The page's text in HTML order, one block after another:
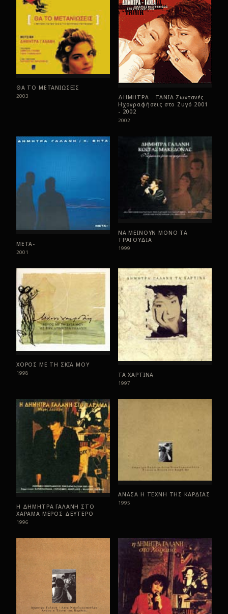
ΘΑ ΤΟ ΜΕΤΑΝΙΩΣΕΙΣ
2003
ΔΗΜΗΤΡΑ - ΤΑΝΙΑ Ζωντανές
Ηχογραφήσεις στο Ζυγό 2001
- 2002
2002
ΜΕΤΑ-
2001
ΝΑ ΜΕΙΝΟΥΝ ΜΟΝΟ ΤΑ
ΤΡΑΓΟΥΔΙΑ
1999
ΧΟΡΟΣ ΜΕ ΤΗ ΣΚΙΑ ΜΟΥ
1998 ΤΑ ΧΑΡΤΙΝΑ
1997
Η ΔΗΜΗΤΡΑ ΓΑΛΑΝΗ ΣΤΟ
ΧΑΡΑΜΑ ΜΕΡΟΣ ΔΕΥΤΕΡΟ
1996
ΑΝΑΣΑ Η ΤΕΧΝΗ ΤΗΣ ΚΑΡΔΙΑΣ
1995